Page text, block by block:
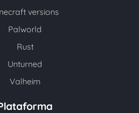
versions
Palworld
Rust
Unturned
Valheim